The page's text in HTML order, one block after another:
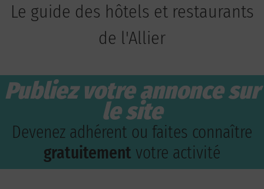
Le guide des hôtels et restaurants
de l'Allier
Publiez votre annonce sur
le site
Devenez adhérent ou faites connaître
gratuitement votre activité